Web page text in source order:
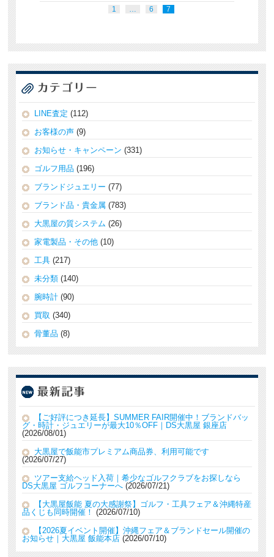
1
… 6 7
LINE査定 (112)
お客様の声 (9)
お知らせ・キャンペーン (331)
ゴルフ用品 (196)
ブランドジュエリー (77)
ブランド品・貴金属 (783)
大黒屋の質システム (26)
家電製品・その他 (10)
工具 (217)
未分類 (140)
腕時計 (90)
買取 (340)
骨董品 (8)
【ご好評につき延長】SUMMER FAIR開催中！ブランドバッ
グ・時計・ジュエリーが最大10％OFF｜DS大黒屋 銀座店
2026/08/01
大黒屋で飯能市プレミアム商品券、利用可能です
2026/07/27
ツアー支給ヘッド入荷｜希少なゴルフクラブをお探しなら
DS大黒屋 ゴルフコーナーへ 2026/07/21
【大黒屋飯能 夏の大感謝祭】ゴルフ・工具フェア＆沖縄特産
品くじも同時開催！
2026/07/10
【2026夏イベント開催】沖縄フェア＆ブランドセール開催の
お知らせ｜大黒屋 飯能本店 2026/07/10